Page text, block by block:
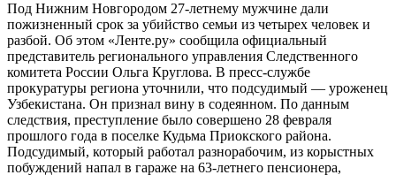
Под Нижним Новгородом 27-летнему мужчине дали
пожизненный срок за убийство семьи из четырех человек и
разбой. Об этом «Ленте.ру» сообщила официальный
представитель регионального управления Следственного
комитета России Ольга Круглова. В пресс-службе
прокуратуры региона уточнили, что подсудимый — уроженец
Узбекистана. Он признал вину в содеянном. По данным
следствия, преступление было совершено 28 февраля
прошлого года в поселке Кудьма Приокского района.
Подсудимый, который работал разнорабочим, из корыстных
побуждений напал в гараже на 63-летнего пенсионера,